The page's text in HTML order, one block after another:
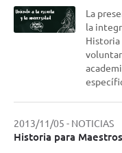
La
la
Historia
2013/11/05 - NOTICIAS
Historia para